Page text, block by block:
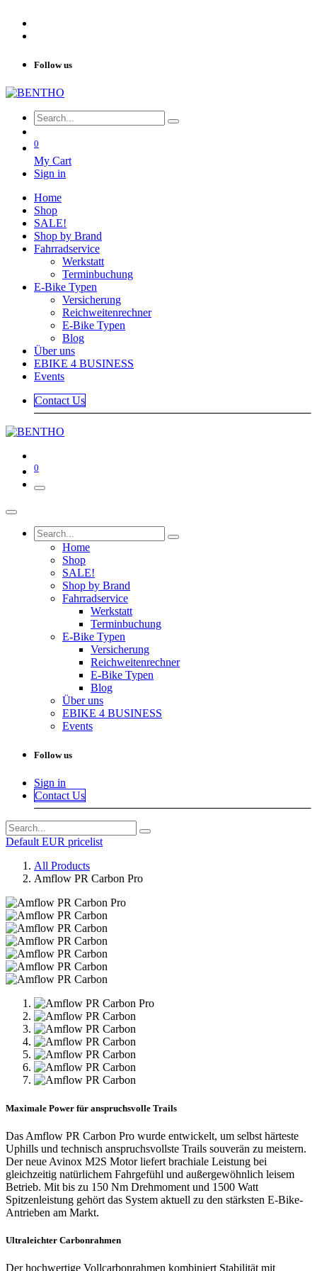
Follow us
0
My Cart
Sign in
Home
Shop
SALE!
Shop by Brand
Fahrradservice
Werkstatt
Terminbuchung
E-Bike Typen
Versicherung
Reichweitenrechner
E-Bike Typen
Blog
Über uns
EBIKE 4 BUSINESS
Events
Contact Us
0
Home
Shop
SALE!
Shop by Brand
Fahrradservice
Werkstatt
Terminbuchung
E-Bike Typen
Versicherung
Reichweitenrechner
E-Bike Typen
Blog
Über uns
EBIKE 4 BUSINESS
Events
Follow us
Sign in
Contact Us
Default EUR pricelist
All Products
Amflow PR Carbon Pro
Maximale Power für anspruchsvolle Trails
Das Amflow PR Carbon Pro wurde entwickelt, um selbst härteste
Uphills und technisch anspruchsvollste Trails souverän zu meistern.
Der neue Avinox M2S Motor liefert brachiale Leistung bei
gleichzeitig natürlichem Fahrgefühl und außergewöhnlich leisem
Betrieb. Mit bis zu 150 Nm Drehmoment und 1500 Watt
Spitzenleistung gehört das System aktuell zu den stärksten E-Bike-
Antrieben am Markt.
Ultraleichter Carbonrahmen
Der hochwertige Vollcarbonrahmen kombiniert Stabilität mit